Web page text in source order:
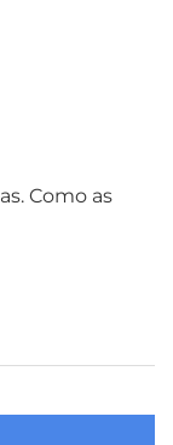
Como as